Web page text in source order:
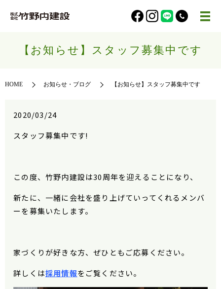
【お知らせ】スタッフ募集中です
HOME お知らせ・ブログ 【お知らせ】スタッフ募集中です
2020/03/24
スタッフ募集中です!
この度、竹野内建設は30周年を迎えることになり、
新たに、一緒に会社を盛り上げていってくれるメンバ
ーを募集いたします。
家づくりが好きな方、ぜひともご応募ください。
詳しくは採用情報をご覧ください。